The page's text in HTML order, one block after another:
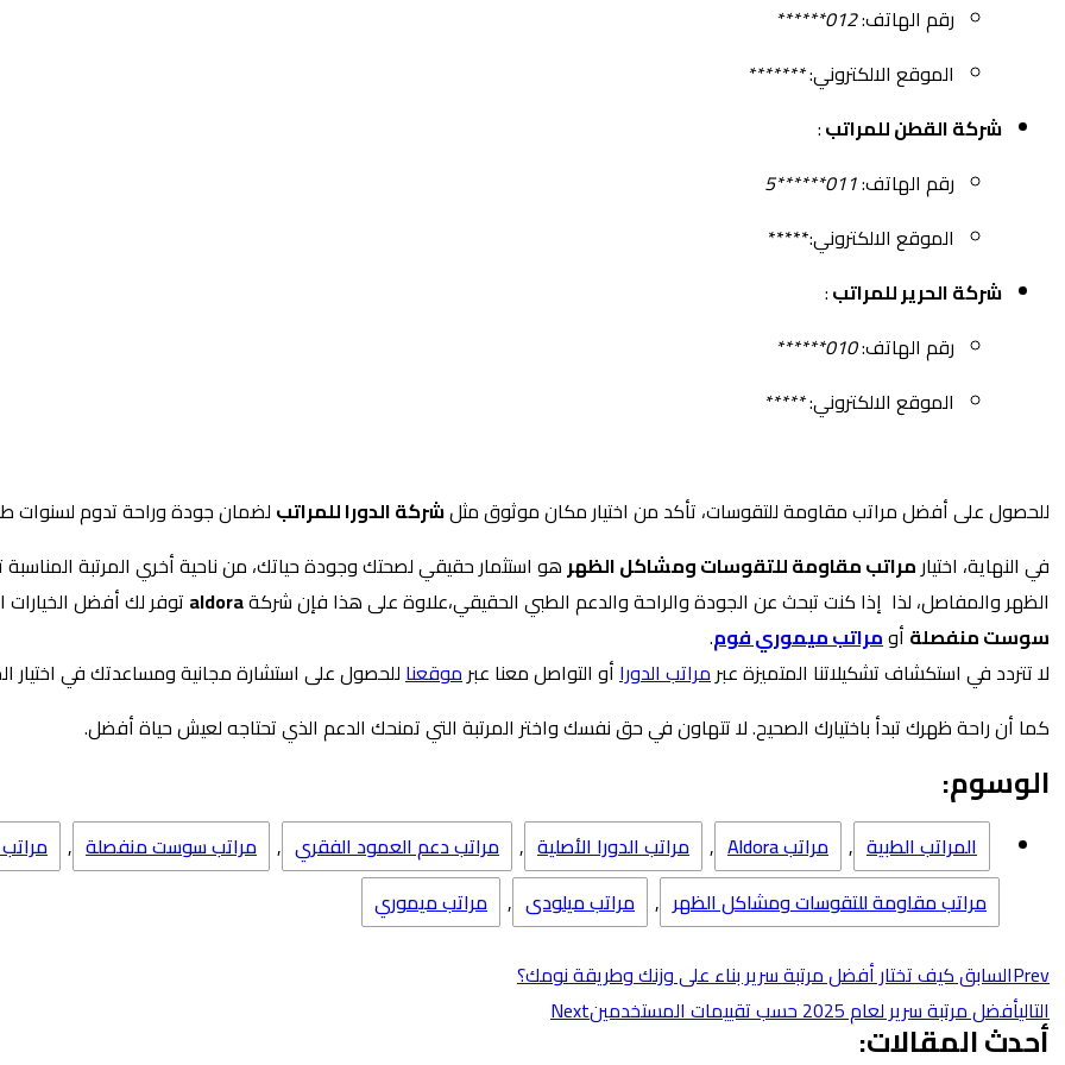
رقم الهاتف:012******
الموقع الالكتروني:*******
شركة القطن للمراتب:
رقم الهاتف:011******5
الموقع الالكتروني:*****
شركة الحرير للمراتب:
رقم الهاتف:010******
الموقع الالكتروني:*****
للحصول على أفضل مراتب مقاومة للتقوسات، تأكد من اختيار مكان موثوق مثلشركة الدورا للمراتب لضمان جودة وراحة تدوم لسنوات
في النهاية، اختيارمراتب مقاومة للتقوسات ومشاكل الظهرهو استثمار حقيقي لصحتك وجودة حياتك، من ناحية أخري المرتبة
الظهر والمفاصل، لذا إذا كنت تبحث عن الجودة والراحة والدعم الطبي الحقيقي،علاوة على هذا فإن شركةaldora توفر لك أفضل
سوست منفصلة أومراتب ميموري فوم.
لا تتردد في استكشاف تشكيلاتنا المتميزة عبرمراتب الدوراأو التواصل معنا عبرموقعناللحصول على استشارة مجانية ومساعدتك في اختيار
كما أن راحة ظهرك تبدأ باختيارك الصحيح. لا تتهاون في حق نفسك واختر المرتبة التي تمنحك الدعم الذي تحتاجه لعيش حياة أفضل.
الوسوم:
المراتب الطبية , مراتب Aldora , مراتب الدورا الأصلية , مراتب دعم العمود الفقري , مراتب سوست منفصلة ,
مراتب مقاومة للتقوسات ومشاكل الظهر , مراتب ميلودى , مراتب ميموري
Prevالسابقكيف تختار أفضل مرتبة سرير بناء على وزنك وطريقة نومك؟
التاليأفضل مرتبة سرير لعام 2025 حسب تقييمات المستخدمين Next
أحدث المقالات: